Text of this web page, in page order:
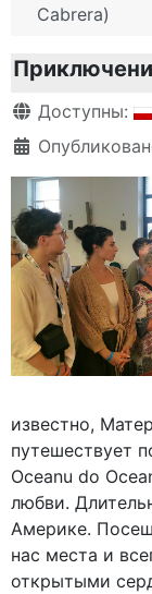
Cabrera)
Информация о
Доступны:
известно,
путешествует
Oceanu do
любви.
Америке.
нас места и
открытыми